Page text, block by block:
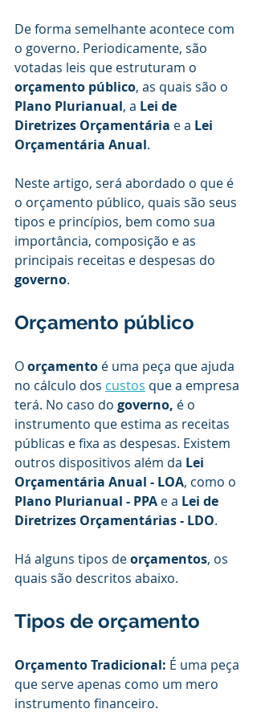
De forma semelhante acontece com
o governo. Periodicamente, são
votadas leis que estruturam o
orçamento público, as quais são o
Plano Plurianual, a Lei de
Diretrizes Orçamentária e a Lei
Orçamentária Anual.
Neste artigo, será abordado o que é
o orçamento público, quais são seus
tipos e princípios, bem como sua
importância, composição e as
principais receitas e despesas do
governo.
Orçamento público
O orçamento é uma peça que ajuda
no cálculo dos custos que a empresa
terá. No caso do governo, é o
instrumento que estima as receitas
públicas e fixa as despesas. Existem
outros dispositivos além da Lei
Orçamentária Anual - LOA, como o
Plano Plurianual - PPA e a Lei de
Diretrizes Orçamentárias - LDO.
Há alguns tipos de orçamentos, os
quais são descritos abaixo.
Tipos de orçamento
Orçamento Tradicional: É uma peça
que serve apenas como um mero
instrumento financeiro.